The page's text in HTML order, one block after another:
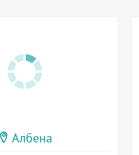
Албена